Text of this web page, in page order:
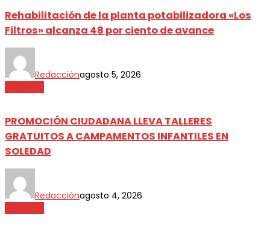
Rehabilitación de la planta potabilizadora «Los
Filtros» alcanza 48 por ciento de avance
Redacciónagosto 5, 2026
PROMOCIÓN CIUDADANA LLEVA TALLERES
GRATUITOS A CAMPAMENTOS INFANTILES EN
SOLEDAD
Redacciónagosto 4, 2026